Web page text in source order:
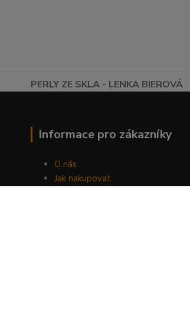
PERLY ZE SKLA - LENKA BIEROVÁ
Informace pro zákazníky
O nás
Jak nakupovat